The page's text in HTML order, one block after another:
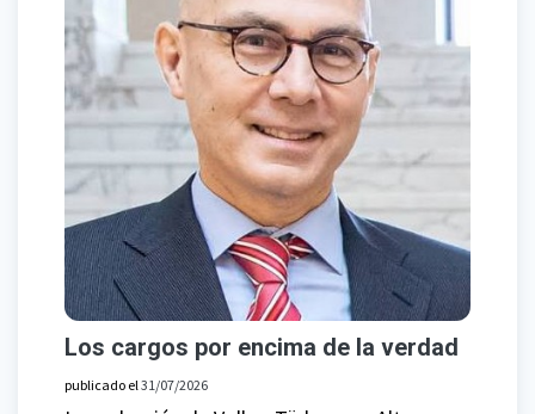
Los cargos por encima de la verdad
publicado el31/07/2026